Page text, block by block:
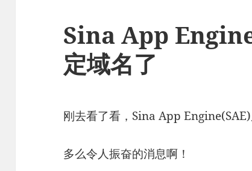
Sina App
定域名了
刚去看了看，Sina App
多么令人振奋的消息啊！